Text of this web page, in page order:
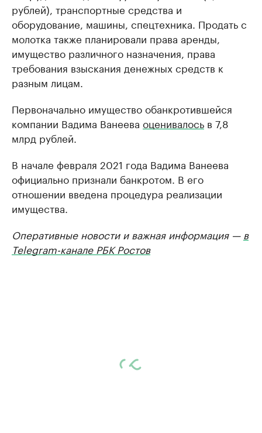
рублей), транспортные средства и
оборудование, машины, спецтехника. Продать с
молотка также планировали права аренды,
имущество различного назначения, права
требования взыскания денежных средств к
разным лицам.
Первоначально имущество обанкротившейся
компании Вадима Ванеева оценивалось в 7,8
млрд рублей.
В начале февраля 2021 года Вадима Ванеева
официально признали банкротом. В его
отношении введена процедура реализации
имущества.
Оперативные новости и важная информация — в
Telegram-канале РБК Ростов